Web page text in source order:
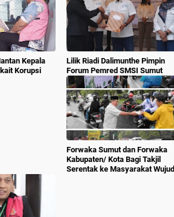
Kepala
Korupsi
Lilik Riadi Dalimunthe Pimpin
Forum Pemred SMSI Sumut
Forwaka Sumut dan Forwaka
Kabupaten/ Kota Bagi Takjil
Serentak ke Masyarakat Wujud